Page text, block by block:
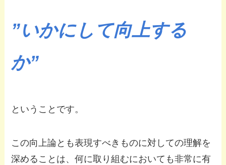
”いかにして向上する
か”
ということです。
この向上論とも表現すべきものに対しての理解を
深めることは、何に取り組むにおいても非常に有